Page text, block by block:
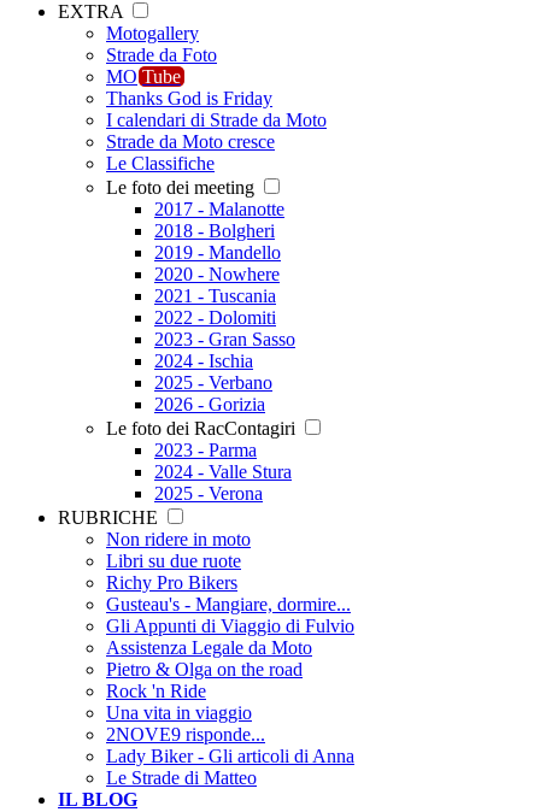
EXTRA
Motogallery
Strade da Foto
MO Tube
Thanks God is Friday
I calendari di Strade da Moto
Strade da Moto cresce
Le Classifiche
Le foto dei meeting
2017 - Malanotte
2018 - Bolgheri
2019 - Mandello
2020 - Nowhere
2021 - Tuscania
2022 - Dolomiti
2023 - Gran Sasso
2024 - Ischia
2025 - Verbano
2026 - Gorizia
Le foto dei RacContagiri
2023 - Parma
2024 - Valle Stura
2025 - Verona
RUBRICHE
Non ridere in moto
Libri su due ruote
Richy Pro Bikers
Gusteau's - Mangiare, dormire...
Gli Appunti di Viaggio di Fulvio
Assistenza Legale da Moto
Pietro & Olga on the road
Rock 'n Ride
Una vita in viaggio
2NOVE9 risponde...
Lady Biker - Gli articoli di Anna
Le Strade di Matteo
IL BLOG